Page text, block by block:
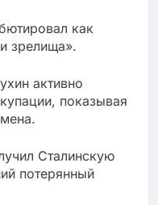
как
зрелища».
активно
показывая
Сталинскую
потерянный